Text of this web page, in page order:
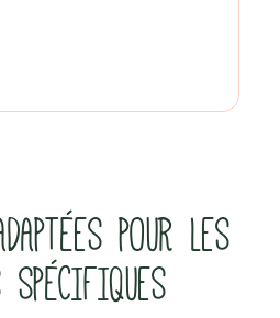
POUR LES
SPÉCIFIQUES